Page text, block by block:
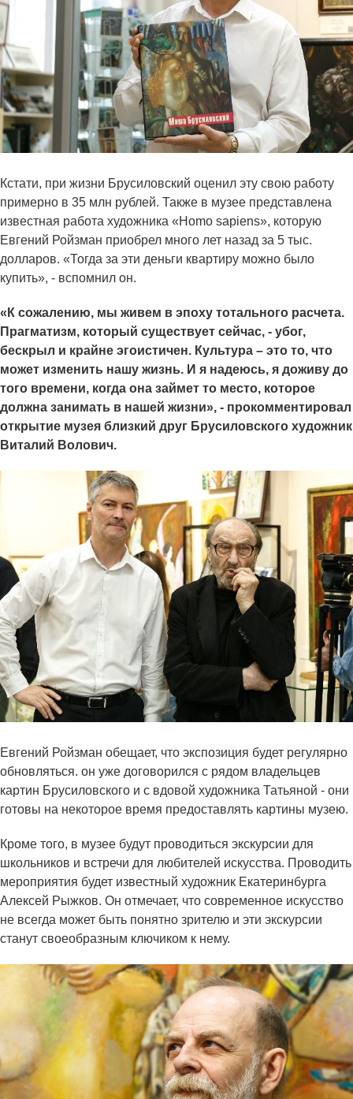
Кстати, при жизни Брусиловский оценил эту свою работу
примерно в 35 млн рублей. Также в музее представлена
известная работа художника «Homo sapiens», которую
Евгений Ройзман приобрел много лет назад за 5 тыс.
долларов. «Тогда за эти деньги квартиру можно было
купить», - вспомнил он.
«К сожалению, мы живем в эпоху тотального расчета.
Прагматизм, который существует сейчас, - убог,
бескрыл и крайне эгоистичен. Культура – это то, что
может изменить нашу жизнь. И я надеюсь, я доживу до
того времени, когда она займет то место, которое
должна занимать в нашей жизни», - прокомментировал
открытие музея близкий друг Брусиловского художник
Виталий Волович.
Евгений Ройзман обещает, что экспозиция будет регулярно
обновляться. он уже договорился с рядом владельцев
картин Брусиловского и с вдовой художника Татьяной - они
готовы на некоторое время предоставлять картины музею.
Кроме того, в музее будут проводиться экскурсии для
школьников и встречи для любителей искусства. Проводить
мероприятия будет известный художник Екатеринбурга
Алексей Рыжков. Он отмечает, что современное искусство
не всегда может быть понятно зрителю и эти экскурсии
станут своеобразным ключиком к нему.